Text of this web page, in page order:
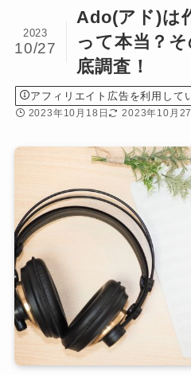
Ado(アド)は
って本当？
底調査！
2023
10/27
アフィリエイト広告を利用して
2023年10月18日 2023年10月